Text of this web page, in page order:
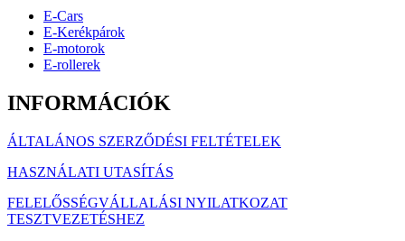
E-Cars
E-Kerékpárok
E-motorok
E-rollerek
INFORMÁCIÓK
ÁLTALÁNOS SZERZŐDÉSI FELTÉTELEK
HASZNÁLATI UTASÍTÁS
FELELŐSSÉGVÁLLALÁSI NYILATKOZAT
TESZTVEZETÉSHEZ